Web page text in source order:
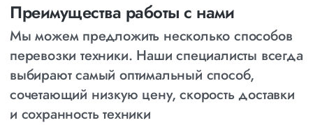
Преимущества работы с нами
Мы можем предложить несколько способов
перевозки техники. Наши специалисты всегда
выбираютсамый оптимальный способ,
сочетающий низкую цену, скорость доставки
и сохранность техники